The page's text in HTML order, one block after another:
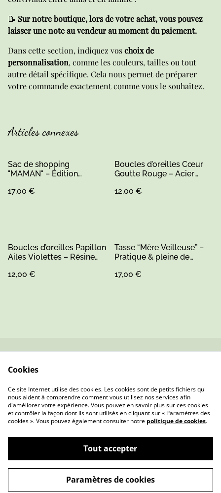
📝 Sur notre boutique, lors de votre achat, vous pouvez
laisser une note au vendeur au moment du paiement.
Dans cette section, indiquez voschoix de
personnalisation, comme les couleurs, tailles ou tout
autre détail spécifique. Cela nous permet de préparer
votre commande exactement comme vous le souhaitez.
Articles connexes
Sac de shopping
"MAMAN" – Édition
17,00 €
Boucles d’oreilles Cœur
Goutte Rouge – Acier
Pailletée
12,00 €
Boucles d’oreilles Papillon
Ailes Violettes – Résine
Sarthe
12,00 €
Tasse “Mère Veilleuse” –
Pratique & pleine de
17,00 €
confidentialité
©2026
Mme Pois — Bijoux & Cadeaux Faits Main en
Sarthe
powered by
Cookies
Ce site Internet utilise des cookies. Les cookies sont de petits fichiers qui
nous aident à comprendre comment vous utilisez nos services afin
d'améliorer votre expérience. Vous pouvez en savoir plus sur ces cookies
et contrôler la façon dont ils sont utilisés en cliquant sur « Paramètres des
cookies ». Vous pouvez également consulter notre politique de cookies.
Tout accepter
Paramètres de cookies